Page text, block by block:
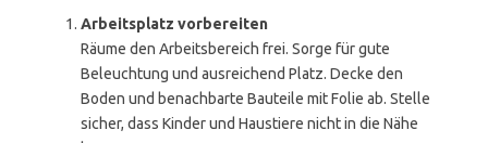
Arbeitsplatz vorbereiten
Räume den Arbeitsbereich frei. Sorge für gute
Beleuchtung und ausreichend Platz. Decke den
Boden und benachbarte Bauteile mit Folie ab. Stelle
sicher, dass Kinder und Haustiere nicht in die Nähe